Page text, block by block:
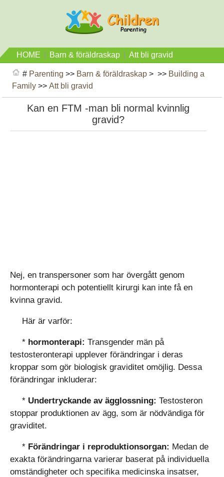
HOME Barn & föräldraskap Att bli gravid
# Parenting >> Barn & föräldraskap > >> Building a
Family >>Att bli gravid
Kan en FTM -man bli normal kvinnlig
gravid?
Nej, en transpersoner som har övergått genom
hormonterapi och potentiellt kirurgi kan inte få en
kvinna gravid.
Här är varför:
* hormonterapi: Transgender män på
testosteronterapi upplever förändringar i deras
kroppar som gör biologisk graviditet omöjlig. Dessa
förändringar inkluderar:
* Undertryckande av ägglossning: Testosteron
stoppar produktionen av ägg, som är nödvändiga för
graviditet.
* Förändringar i reproduktionsorgan: Medan de
exakta förändringarna varierar baserat på individuella
omständigheter och specifika medicinska insatser,